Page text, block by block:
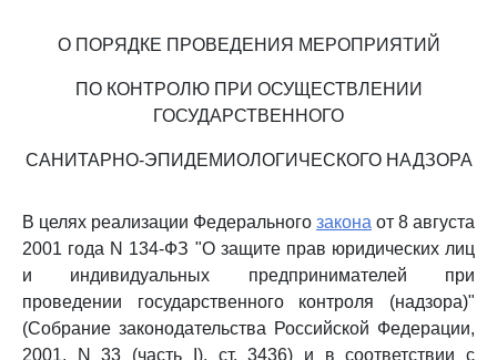
О ПОРЯДКЕ ПРОВЕДЕНИЯ МЕРОПРИЯТИЙ
ПО КОНТРОЛЮ ПРИ ОСУЩЕСТВЛЕНИИ
ГОСУДАРСТВЕННОГО
САНИТАРНО-ЭПИДЕМИОЛОГИЧЕСКОГО НАДЗОРА
В целях реализации Федерального закона от 8 августа
2001 года N 134-ФЗ "О защите прав юридических лиц
и индивидуальных предпринимателей при
проведении государственного контроля (надзора)"
(Собрание законодательства Российской Федерации,
2001, N 33 (часть I), ст. 3436) и в соответствии с